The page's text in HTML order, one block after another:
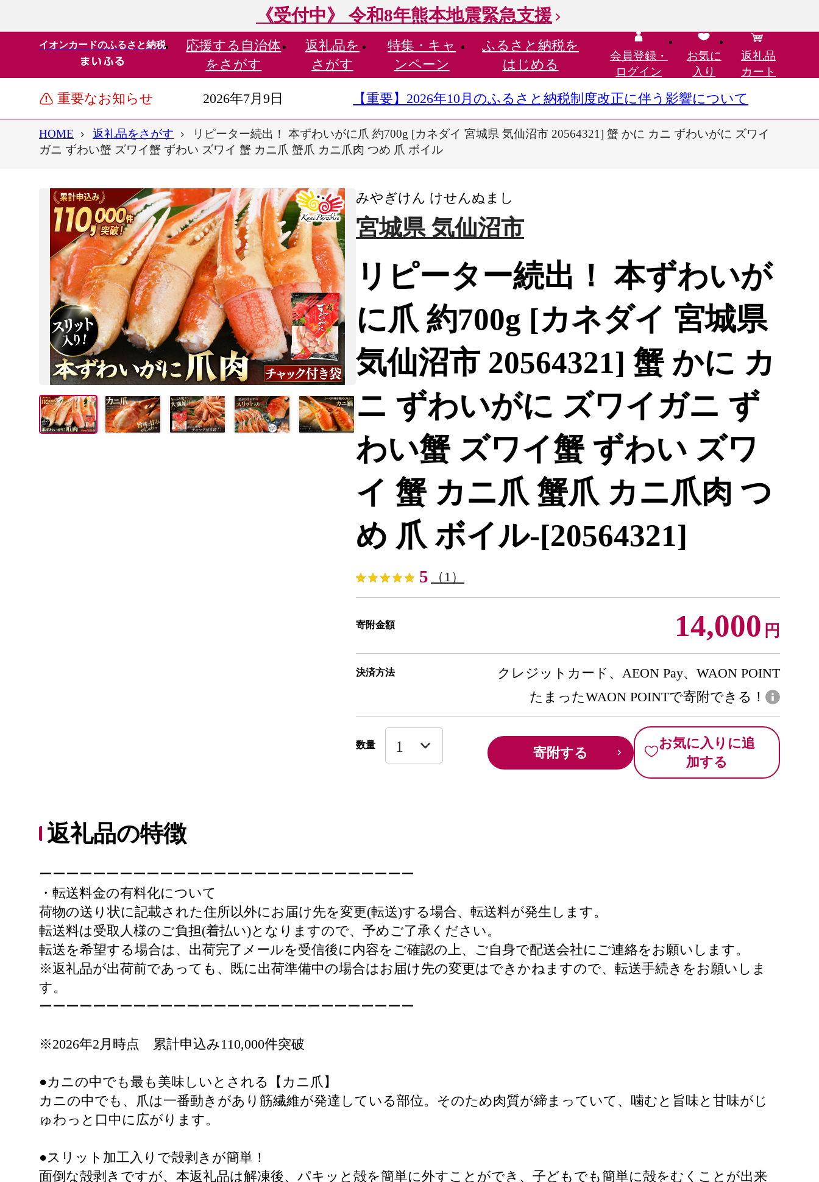
《受付中》 令和8年熊本地震緊急支援
イオンカードのふるさと納税 応援する 自治体
をさがす
返礼品を
さがす
特集・ キャ
ンペーン
ふるさと納税を
はじめる
会員登録・
ログイン
お気に
入り
返礼品
カート
重要なお知らせ 2026年7月9日 【重要】2026年10月のふるさと納税制度改正に伴う影響について
HOME 返礼品をさがす
リピーター続出！ 本ずわいがに爪 約700g [カネダイ 宮城県 気仙沼市 20564321] 蟹 かに カニ ずわいがに ズワイ
ガニ ずわい蟹 ズワイ蟹 ずわい ズワイ 蟹 カニ爪 蟹爪 カニ爪肉 つめ 爪 ボイル
みやぎけん けせんぬまし
宮城県 気仙沼市
リピーター続出！ 本ずわいが
に爪 約700g [カネダイ 宮城県
気仙沼市 20564321] 蟹 かに カ
ニ ずわいがに ズワイガニ ず
わい蟹 ズワイ蟹 ずわい ズワ
イ 蟹 カニ爪 蟹爪 カニ爪肉 つ
め 爪 ボイル-[20564321]
5 （1）
寄附金額 14,000 円
決済方法
クレジットカード、AEON Pay、WAON POINT
たまったWAON POINTで寄附できる！
数量 寄附する
お気に入りに追
加する
返礼品の特徴
ーーーーーーーーーーーーーーーーーーーーーーーーーーーー
・転送料金の有料化について
荷物の送り状に記載された住所以外にお届け先を変更(転送)する場合、転送料が発生します。
転送料は受取人様のご負担(着払い)となりますので、予めご了承ください。
転送を希望する場合は、出荷完了メールを受信後に内容をご確認の上、ご自身で配送会社にご連絡をお願いします。
※返礼品が出荷前であっても、既に出荷準備中の場合はお届け先の変更はできかねますので、転送手続きをお願いしま
す。
ーーーーーーーーーーーーーーーーーーーーーーーーーーーー
※2026年2月時点 累計申込み110,000件突破
●カニの中でも最も美味しいとされる【カニ爪】
カニの中でも、爪は一番動きがあり筋繊維が発達している部位。そのため肉質が締まっていて、噛むと旨味と甘味がじ
ゅわっと口中に広がります。
●スリット加工入りで殻剥きが簡単！
面倒な殻剥きですが、本返礼品は解凍後、パキッと殻を簡単に外すことができ、子どもでも簡単に殻をむくことが出来